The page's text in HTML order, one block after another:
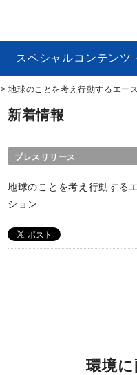
スペシャルコンテンツ
> 地球のことを考え行動するエー
新着情報
プレスリリース
地球のことを考え行動する
ション
環境